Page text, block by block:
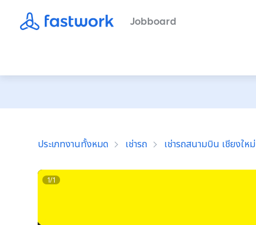
Jobboard
ประเภทงานทั้งหมด เช่ารถ เช่ารถสนามบิน เชียงใหม่
1/1